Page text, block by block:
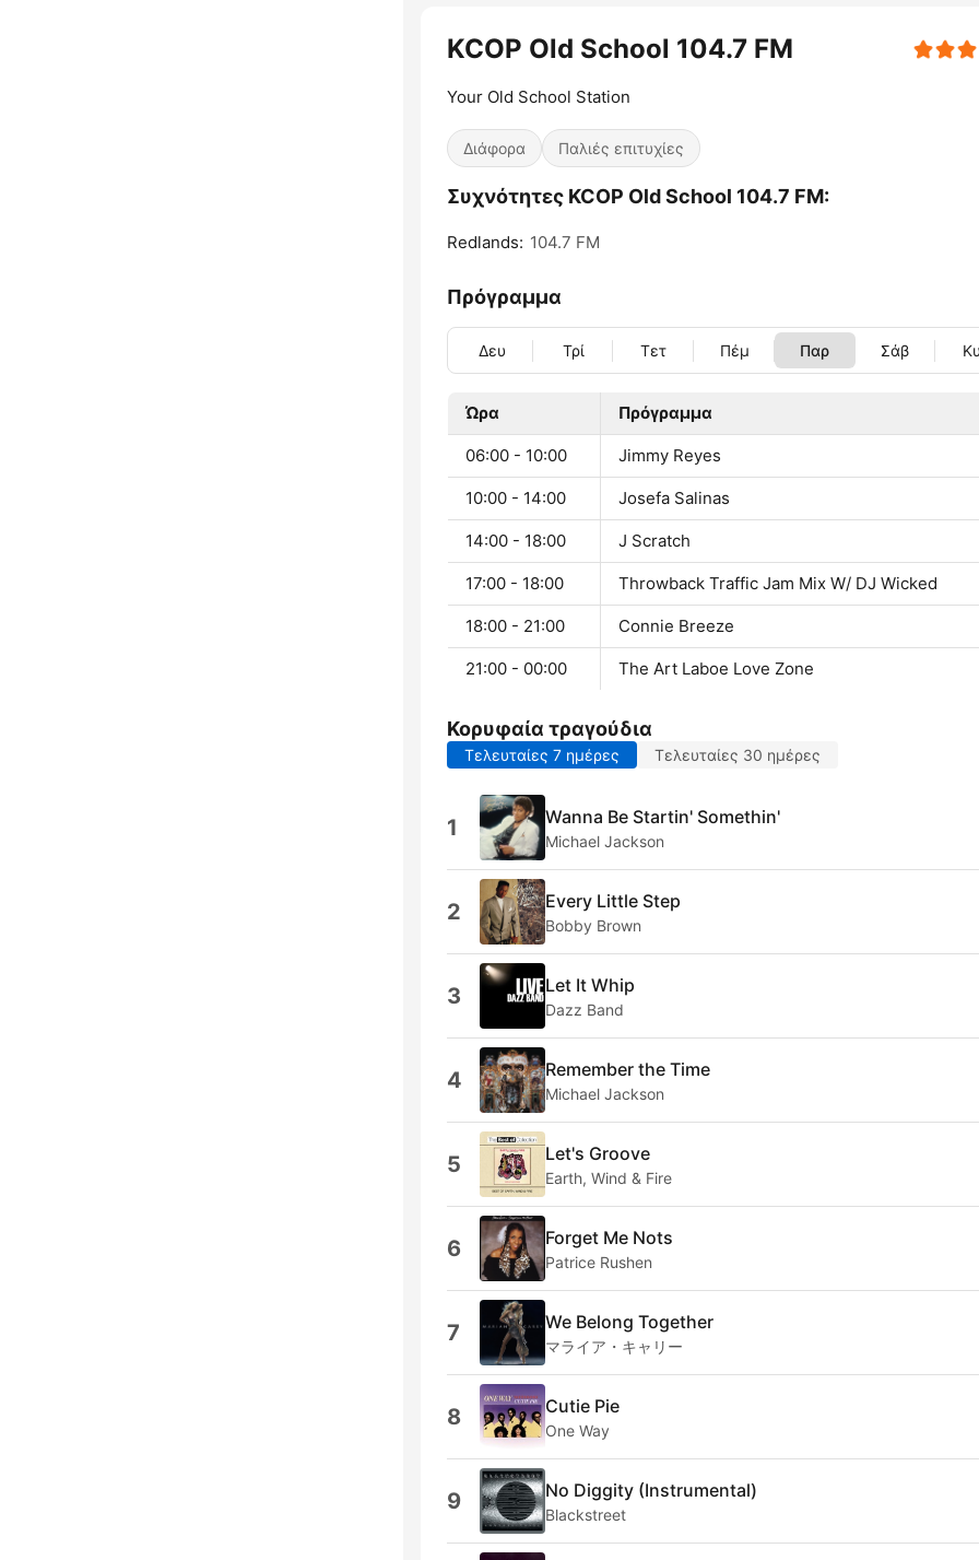
KCOP Old School 104.7 FM
Your Old School Station
Διάφορα Παλιές επιτυχίες
Συχνότητες KCOP Old School 104.7 FM:
Redlands: 104.7 FM
Πρόγραμμα
Δευ Τρί Τετ Πέμ Παρ Σάβ
Ώρα Πρόγραμμα
06:00 - 10:00 Jimmy Reyes
10:00 - 14:00 Josefa Salinas
14:00 - 18:00 J Scratch
17:00 - 18:00 Throwback Traffic Jam Mix W/ DJ Wicked
18:00 - 21:00 Connie Breeze
21:00 - 00:00 The Art Laboe Love Zone
Κορυφαία τραγούδια
Τελευταίες 7 ημέρες Τελευταίες 30 ημέρες
1 Wanna Be Startin' Somethin'
Michael Jackson
2 Every Little Step
Bobby Brown
3 Let It Whip
Dazz Band
4 Remember the Time
Michael Jackson
5 Let's Groove
Earth, Wind & Fire
6 Forget Me Nots
Patrice Rushen
7 We Belong Together
マライア・キャリー
8 Cutie Pie
One Way
9 No Diggity (Instrumental)
Blackstreet